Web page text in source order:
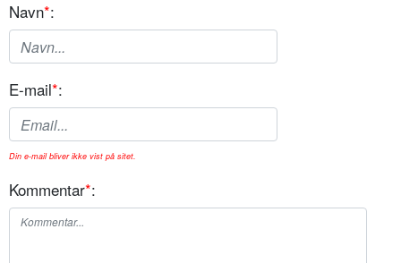
Navn*:
E-mail*:
Din e-mail bliver ikke vist på sitet.
Kommentar*: